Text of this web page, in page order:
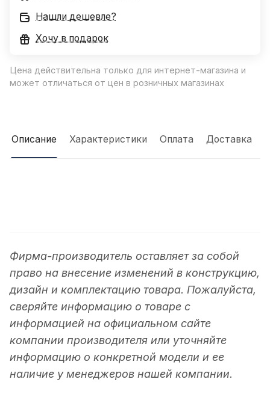
Нашли дешевле?
Хочу в подарок
Цена действительна только для интернет-магазина и
может отличаться от цен в розничных магазинах
Описание Характеристики Оплата Доставка
Фирма-производитель оставляет за собой
право на внесение изменений в конструкцию,
дизайн и комплектацию товара. Пожалуйста,
сверяйте информацию о товаре с
информацией на официальном сайте
компании производителя или уточняйте
информацию о конкретной модели и ее
наличие у менеджеров нашей компании.